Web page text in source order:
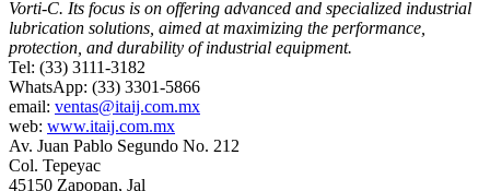
Vorti-C. Its focus is on offering advanced and specialized industrial
lubrication solutions, aimed at maximizing the performance,
protection, and durability of industrial equipment.
Tel: (33) 3111-3182
WhatsApp: (33) 3301-5866
email: ventas@itaij.com.mx
web: www.itaij.com.mx
Av. Juan Pablo Segundo No. 212
Col. Tepeyac
45150 Zapopan, Jal